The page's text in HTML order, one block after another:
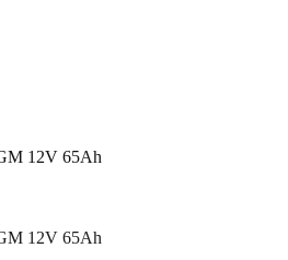
12V 65Ah
12V 65Ah